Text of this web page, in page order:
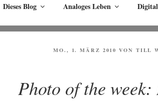
Dieses Blog Analoges Leben
VERÖFFENTLICHT
MO., 1. MÄRZ 2010 VON TILL
Photo of the